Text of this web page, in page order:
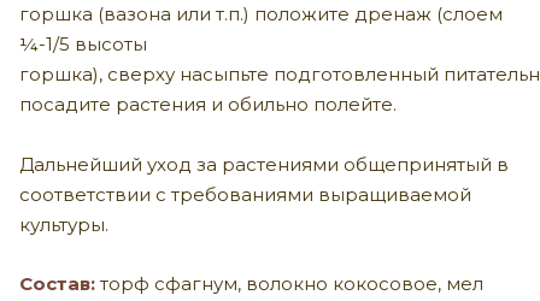
горшка (вазона или т.п.) положите дренаж (слоем
¼-1/5 высоты
горшка), сверху насыпьте подготовленный
посадите растения и обильно полейте.
Дальнейший уход за растениями общепринятый в
соответствии с требованиями выращиваемой
культуры.
Состав: торф сфагнум, волокно кокосовое, мел